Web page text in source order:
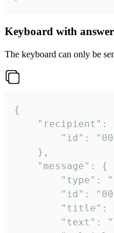
Keyboard with
The keyboard can only be
{